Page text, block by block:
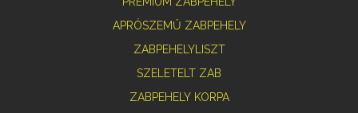
APRÓSZEMŰ ZABPEHELY
ZABPEHELYLISZT
SZELETELT ZAB
ZABPEHELY KORPA